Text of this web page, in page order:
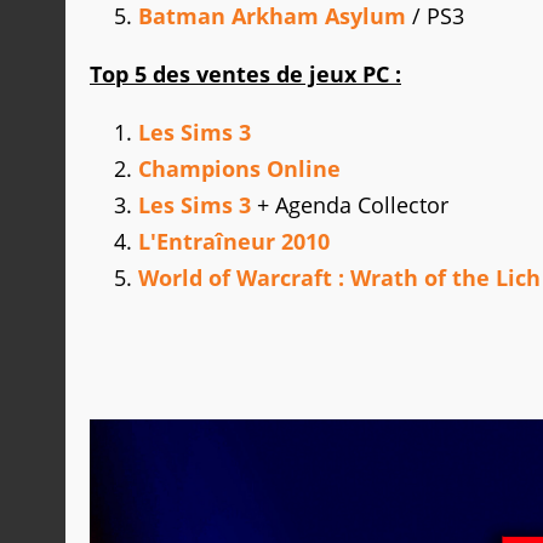
Batman Arkham Asylum / PS3
Top 5 des ventes de jeux PC :
Les Sims 3
Champions Online
Les Sims 3 + Agenda Collector
L'Entraîneur 2010
World of Warcraft : Wrath of the